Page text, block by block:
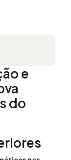
e
do